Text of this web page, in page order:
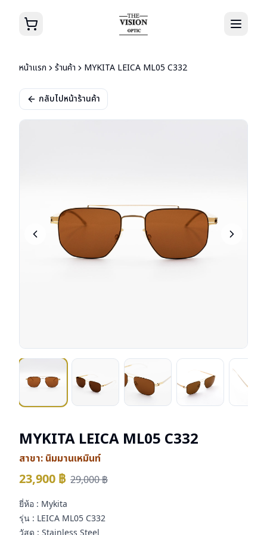
หน้าแรก ร้านค้า MYKITA LEICA ML05 C332
กลับไปหน้าร้านค้า
MYKITA LEICA ML05 C332
สาขา: นิมมานเหมินท์
23,900 ฿ 29,000฿
ยี่ห้อ : Mykita
รุ่น : LEICA ML05 C332
วัสดุ : Stainless Steel